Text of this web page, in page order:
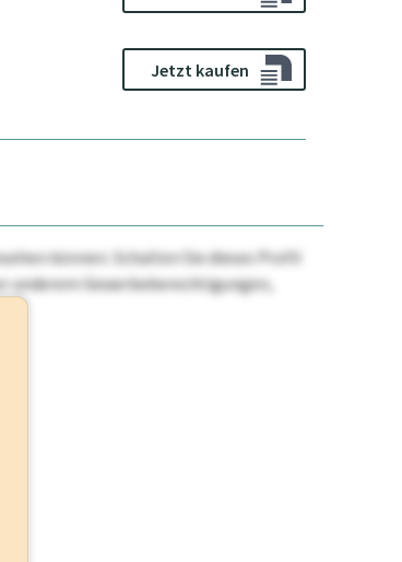
Jetzt kaufen
können. Schalten Sie dieses Profil
anderem Gewerbeberechtigungen,